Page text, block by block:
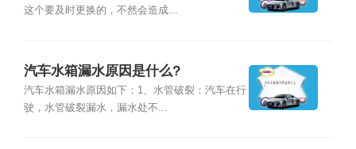
这个要及时更换的，不然会造成...
汽车水箱漏水原因是什么?
汽车水箱漏水原因如下：1、水管破裂：汽车在行
驶，水管破裂漏水，漏水处不...